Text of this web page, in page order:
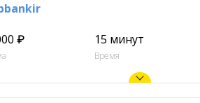
₽
15 минут
Время